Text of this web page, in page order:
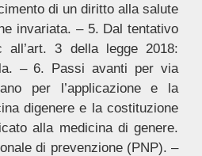
di un diritto alla salute
invariata. – 5. Dal tentativo
3 della legge 2018:
– 6. Passi avanti per via
per l’applicazione e la
digenere e la costituzione
alla medicina di genere.
di prevenzione (PNP). –